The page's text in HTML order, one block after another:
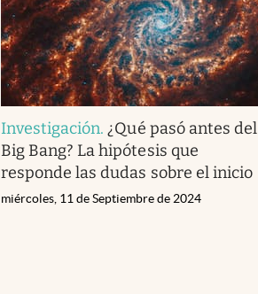
Investigación. ¿Qué pasó antes del
Big Bang? La hipótesis que
responde las dudas sobre el inicio
miércoles, 11 de Septiembre de 2024